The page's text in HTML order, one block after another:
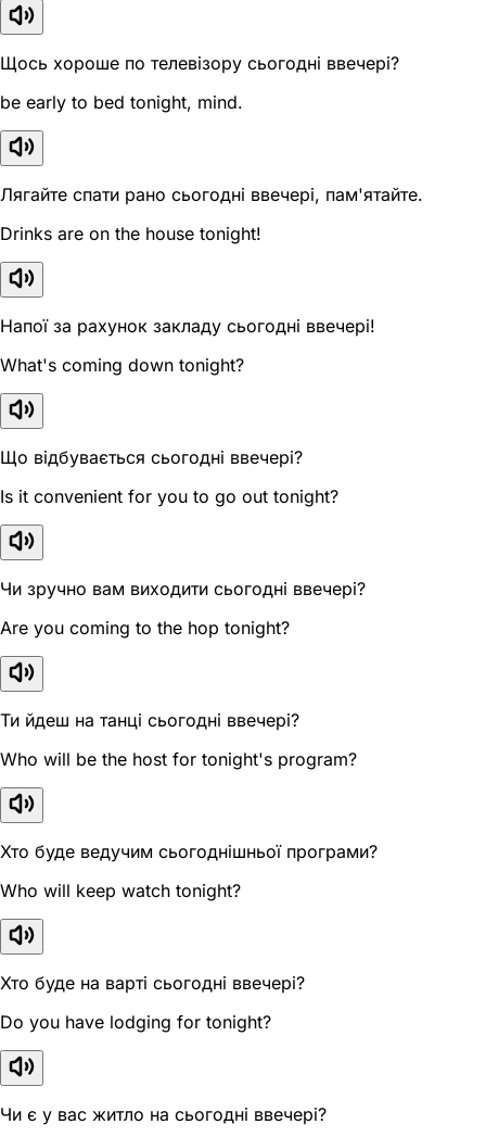
Щось хороше по телевізору сьогодні ввечері?
be early to bed tonight, mind.
Лягайте спати рано сьогодні ввечері, пам'ятайте.
Drinks are on the house tonight!
Напої за рахунок закладу сьогодні ввечері!
What's coming down tonight?
Що відбувається сьогодні ввечері?
Is it convenient for you to go out tonight?
Чи зручно вам виходити сьогодні ввечері?
Are you coming to the hop tonight?
Ти йдеш на танці сьогодні ввечері?
Who will be the host for tonight's program?
Хто буде ведучим сьогоднішньої програми?
Who will keep watch tonight?
Хто буде на варті сьогодні ввечері?
Do you have lodging for tonight?
Чи є у вас житло на сьогодні ввечері?